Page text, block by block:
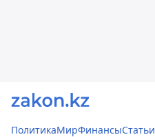
ПолитикаМирФинансыСтатьи